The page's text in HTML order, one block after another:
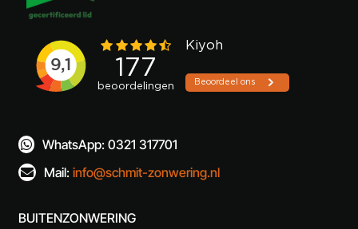
 WhatsApp: 0321 317701
 Mail:info@schmit-zonwering.nl
BUITENZONWERING